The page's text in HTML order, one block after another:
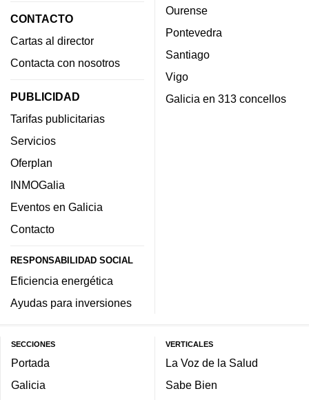
CONTACTO
Cartas al director
Contacta con nosotros
PUBLICIDAD
Tarifas publicitarias
Servicios
Oferplan
INMOGalia
Eventos en Galicia
Contacto
RESPONSABILIDAD SOCIAL
Eficiencia energética
Ayudas para inversiones
Ourense
Pontevedra
Santiago
Vigo
Galicia en 313 concellos
SECCIONES
Portada
Galicia
VERTICALES
La Voz de la Salud
Sabe Bien